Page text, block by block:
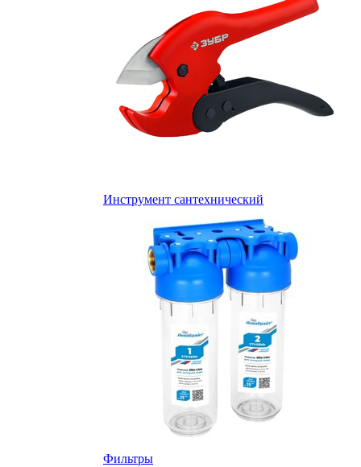
Инструмент сантехнический
Фильтры